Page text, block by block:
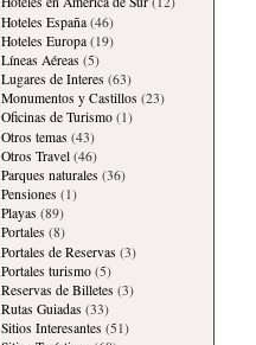
Hoteles España (46)
Hoteles Europa (19)
Líneas Aéreas (5)
Lugares de Interes (63)
Monumentos y Castillos (23)
Oficinas de Turismo (1)
Otros temas (43)
Otros Travel (46)
Parques naturales (36)
Pensiones (1)
Playas (89)
Portales (8)
Portales de Reservas (3)
Portales turismo (5)
Reservas de Billetes (3)
Rutas Guiadas (33)
Sitios Interesantes (51)